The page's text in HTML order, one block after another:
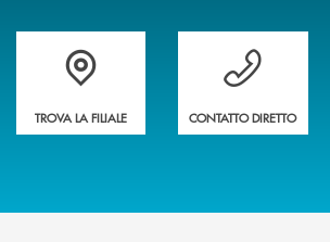
Accedi all' elenco completo delle filiali
TROVA LA FILIALE
Vuoi avere
CONTATTO DIRETTO